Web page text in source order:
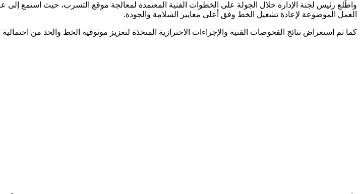
واطّلع رئيس لجنة الإدارة خلال الجولة على الخطوات الفنية المعتمدة لمعالجة موقع التسرب، حيث استمع
العمل الموضوعة لإعادة تشغيل الخط وفق أعلى معايير السلامة والجودة.
كما تم استعراض نتائج الفحوصات الفنية والإجراءات الاحترازية المتخذة لتعزيز موثوقية الخط والحد من